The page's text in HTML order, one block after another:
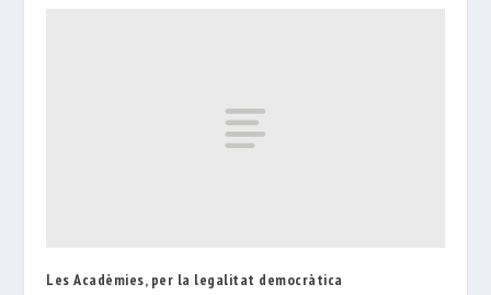
Les Acadèmies, per la legalitat democràtica